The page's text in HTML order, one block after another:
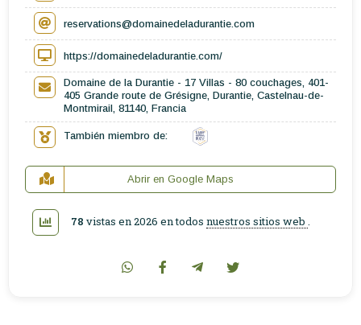
reservations@domainedeladurantie.com
https://domainedeladurantie.com/
Domaine de la Durantie - 17 Villas - 80 couchages, 401-
405 Grande route de Grésigne, Durantie, Castelnau-de-
Montmirail, 81140, Francia
También miembro de:
Abrir en Google Maps
78 vistas en 2026 en todos nuestros sitios web .